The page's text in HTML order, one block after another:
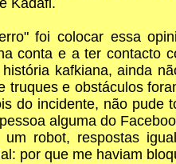
Kadafi.
foi colocar essa
conta e a ter contacto
kafkiana, ainda
truques e obstáculos
do incidente, não pude
alguma do
robot, respostas
por que me haviam